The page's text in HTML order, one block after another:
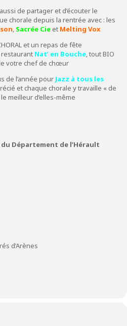
de partager et d’écouter le
chorale depuis la rentrée avec : les
, Sacrée Cie et Melting Vox
et un repas de fête
Nat’ en Bouche, tout BIO
votre chef de chœur
de l’année pour Jazz à tous les
et chaque chorale y travaille « de
meilleur d’elles-même
Département de l’Hérault
d’Arènes